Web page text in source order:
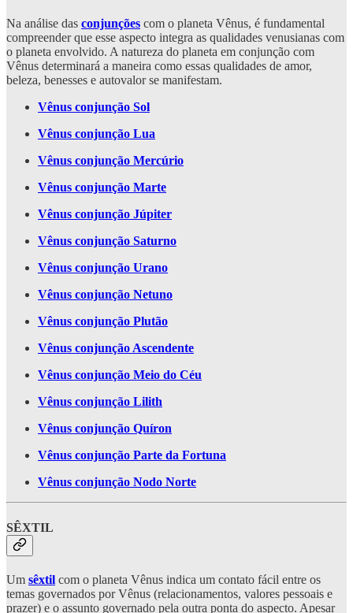
Na análise das conjunções com o planeta Vênus, é fundamental
compreender que esse aspecto integra as qualidades venusianas com
o planeta envolvido. A natureza do planeta em conjunção com
Vênus determinará a maneira como essas qualidades de amor,
beleza, benesses e autovalor se manifestam.
Vênus conjunção Sol
Vênus conjunção Lua
Vênus conjunção Mercúrio
Vênus conjunção Marte
Vênus conjunção Júpiter
Vênus conjunção Saturno
Vênus conjunção Urano
Vênus conjunção Netuno
Vênus conjunção Plutão
Vênus conjunção Ascendente
Vênus conjunção Meio do Céu
Vênus conjunção Lilith
Vênus conjunção Quíron
Vênus conjunção Parte da Fortuna
Vênus conjunção Nodo Norte
SÊXTIL
Um sêxtil com o planeta Vênus indica um contato fácil entre os
temas governados por Vênus (relacionamentos, valores pessoais e
prazer) e o assunto governado pela outra ponta do aspecto. Apesar